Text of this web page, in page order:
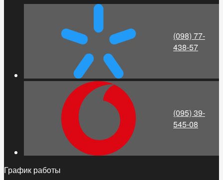
(098) 77-
438-57
(095) 39-
545-08
График работы